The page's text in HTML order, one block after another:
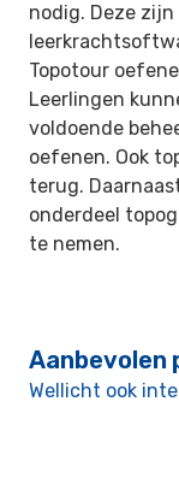
nodig. Deze
Topotour
Leerlingen
voldoende
oefenen. Ook
terug.
onderdeel
te nemen.
Aanbevolen
Wellicht ook